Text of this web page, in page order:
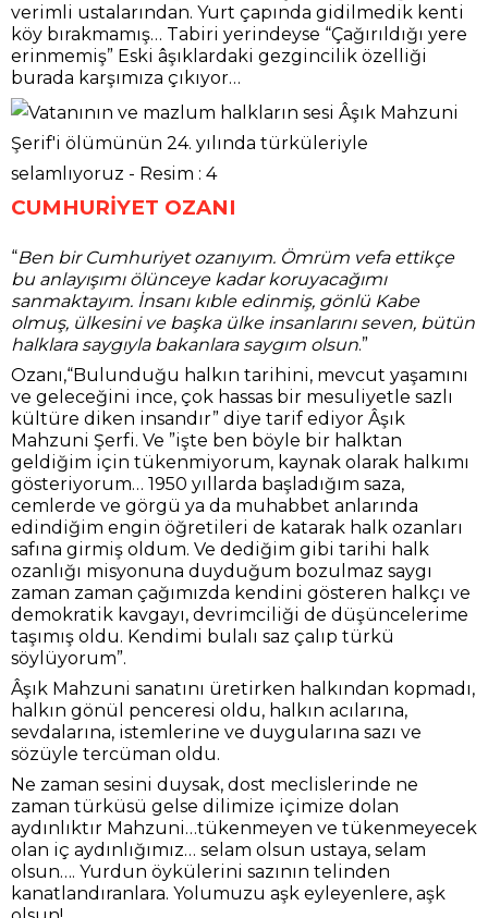
verimli ustalarından. Yurt çapında gidilmedik kenti
köy bırakmamış… Tabiri yerindeyse “Çağırıldığı yere
erinmemiş” Eski âşıklardaki gezgincilik özelliği
burada karşımıza çıkıyor…
CUMHURİYET OZANI
“Ben bir Cumhuriyet ozanıyım. Ömrüm vefa ettikçe
bu anlayışımı ölünceye kadar koruyacağımı
sanmaktayım. İnsanı kıble edinmiş, gönlü Kabe
olmuş, ülkesini ve başka ülke insanlarını seven, bütün
halklara saygıyla bakanlara saygım olsun.”
Ozanı,“Bulunduğu halkın tarihini, mevcut yaşamını
ve geleceğini ince, çok hassas bir mesuliyetle sazlı
kültüre diken insandır” diye tarif ediyor Âşık
Mahzuni Şerfi. Ve ”işte ben böyle bir halktan
geldiğim için tükenmiyorum, kaynak olarak halkımı
gösteriyorum… 1950 yıllarda başladığım saza,
cemlerde ve görgü ya da muhabbet anlarında
edindiğim engin öğretileri de katarak halk ozanları
safına girmiş oldum. Ve dediğim gibi tarihi halk
ozanlığı misyonuna duyduğum bozulmaz saygı
zaman zaman çağımızda kendini gösteren halkçı ve
demokratik kavgayı, devrimciliği de düşüncelerime
taşımış oldu. Kendimi bulalı saz çalıp türkü
söylüyorum”.
Âşık Mahzuni sanatını üretirken halkından kopmadı,
halkın gönül penceresi oldu, halkın acılarına,
sevdalarına, istemlerine ve duygularına sazı ve
sözüyle tercüman oldu.
Ne zaman sesini duysak, dost meclislerinde ne
zaman türküsü gelse dilimize içimize dolan
aydınlıktır Mahzuni…tükenmeyen ve tükenmeyecek
olan iç aydınlığımız… selam olsun ustaya, selam
olsun…. Yurdun öykülerini sazının telinden
kanatlandıranlara. Yolumuzu aşk eyleyenlere, aşk